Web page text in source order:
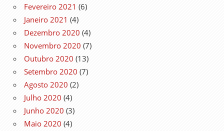
Fevereiro 2021 (6)
Janeiro 2021 (4)
Dezembro 2020 (4)
Novembro 2020 (7)
Outubro 2020 (13)
Setembro 2020 (7)
Agosto 2020 (2)
Julho 2020 (4)
Junho 2020 (3)
Maio 2020 (4)